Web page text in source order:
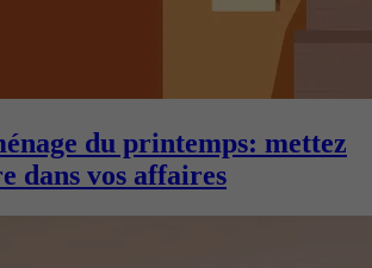
du printemps: mettez
dans vos affaires